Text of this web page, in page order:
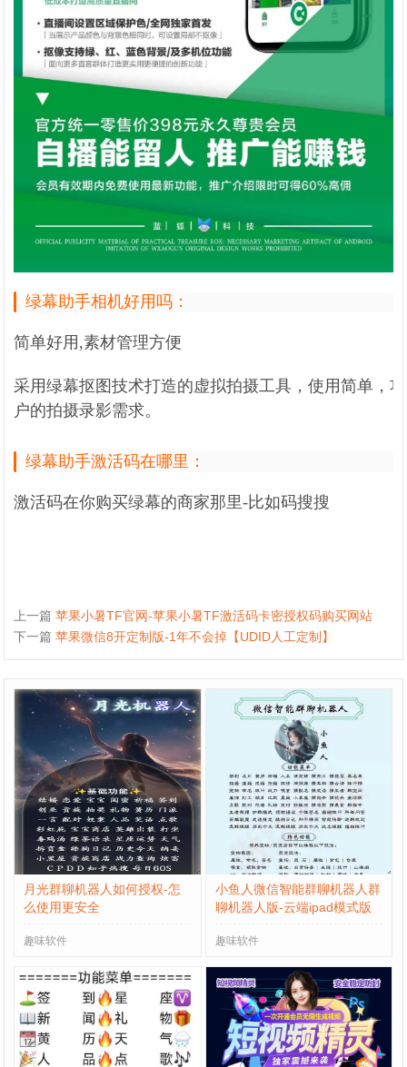
绿幕助手相机好用吗：
简单好用,素材管理方便
采用绿幕抠图技术打造的虚拟拍摄工具，使用简单，
户的拍摄录影需求。
绿幕助手激活码在哪里：
激活码在你购买绿幕的商家那里-比如码搜搜
上一篇苹果小暑TF官网-苹果小暑TF激活码卡密授权码购买网站
下一篇苹果微信8开定制版-1年不会掉【UDID人工定制】
月光群聊机器人如何授权-怎
么使用更安全
趣味软件
小鱼人微信智能群聊机器人群
聊机器人版-云端ipad模式版
趣味软件